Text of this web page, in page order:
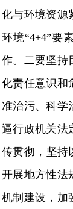
化与环境资源
环境“4+4”要
作。二要坚持
化责任意识和
准治污、科学
逼行政机关法
传贯彻，坚持
开展地方性法
机制建设，加